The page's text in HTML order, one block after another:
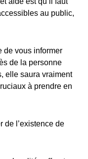
au public,
de vous informer
de la personne
elle saura vraiment
à prendre en
de l’existence de